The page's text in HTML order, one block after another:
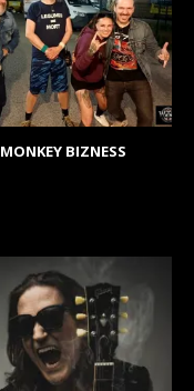
MONKEY BIZNESS